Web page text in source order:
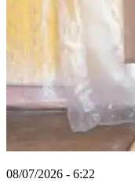
08/07/2026 - 6:22